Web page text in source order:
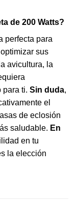
de 200 Watts?
perfecta para
sus
avicultura, la
para ti. Sin duda,
el
de eclosión
saludable. En
en tu
la elección